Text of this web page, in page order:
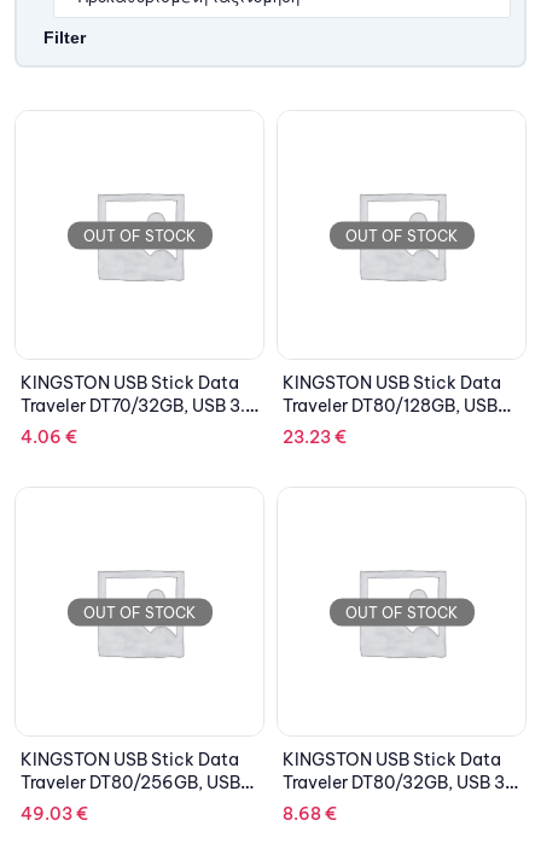
Filter
OUT OF STOCK
KINGSTON USB Stick Data
Traveler DT70/32GB, USB 3.2
Type-C, Black
4.06 €
OUT OF STOCK
KINGSTON USB Stick Data
Traveler DT80/128GB, USB
3.2 Type-C, Silver/Black
23.23€
OUT OF STOCK
KINGSTON USB Stick Data
Traveler DT80/256GB, USB
3.2 Type-C, Silver/Black
49.03€
OUT OF STOCK
KINGSTON USB Stick Data
Traveler DT80/32GB, USB 3.2
Type-C, Silver/Black
8.68€